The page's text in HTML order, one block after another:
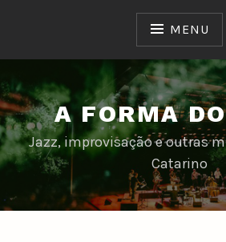
MENU
A FORMA
Jazz, improvisação e outras
Catarino